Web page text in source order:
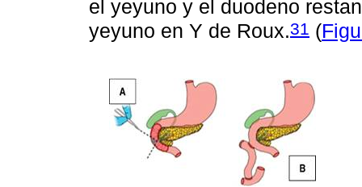
el yeyuno y el duodeno
yeyuno en Y de Roux.31 (